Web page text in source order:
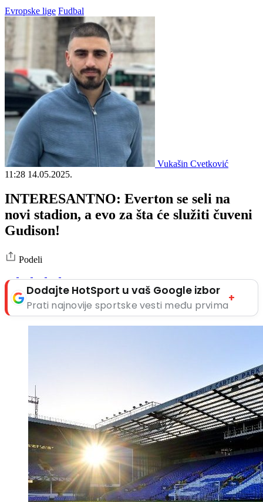
Evropske lige Fudbal
Vukašin Cvetković
11:28 14.05.2025.
INTERESANTNO: Everton se seli na
novi stadion, a evo za šta će služiti čuveni
Gudison!
Podeli
Dodajte HotSport u vaš Google izbor
Prati najnovije sportske vesti među prvima
+